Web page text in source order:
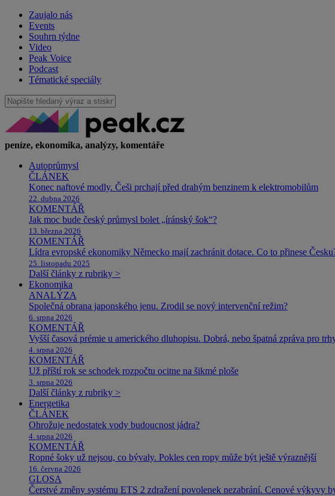
Zaujalo nás
Events
Souhrn týdne
Video
Peak Voice
Podcast
Tématické speciály
peníze, ekonomika, analýzy, komentáře
Autoprůmysl
ČLÁNEK
Konec naftové modly. Češi prchají před drahým benzinem k elektromobilům
22. dubna 2026
KOMENTÁŘ
Jak moc bude český průmysl bolet „íránský šok“?
13. března 2026
KOMENTÁŘ
Lídra evropské ekonomiky Německo mají zachránit dotace. Co to přinese
25. listopadu 2025
Další články z rubriky >
Ekonomika
ANALÝZA
Společná obrana japonského jenu. Zrodil se nový intervenční režim?
6. srpna 2026
KOMENTÁŘ
Vyšší časová prémie u amerického dluhopisu. Dobrá, nebo špatná zpráva pro
4. srpna 2026
KOMENTÁŘ
Už příští rok se schodek rozpočtu ocitne na šikmé ploše
3. srpna 2026
Další články z rubriky >
Energetika
ČLÁNEK
Ohrožuje nedostatek vody budoucnost jádra?
4. srpna 2026
KOMENTÁŘ
Ropné šoky už nejsou, co bývaly. Pokles cen ropy může být ještě výraznější
16. června 2026
GLOSA
Čerstvé změny systému ETS 2 zdražení povolenek nezabrání. Cenové výkyvy